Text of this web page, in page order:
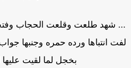
شهد طلعت وقلعت الحجاب
انتباها ورده حمره وجنبها
بخجل لما لقيت عليها